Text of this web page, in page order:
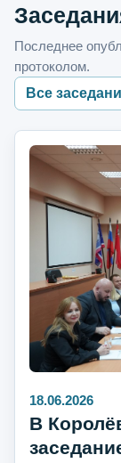
Последнее
протоколом.
Все
18.06.2026
В